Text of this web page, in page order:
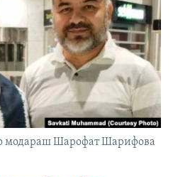
модараш Шарофат Шарифова